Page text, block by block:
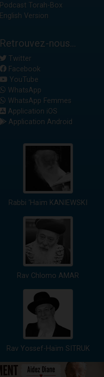
Podcast Torah-Box
English Version
Retrouvez-nous...
Twitter
Facebook
YouTube
WhatsApp
WhatsApp Femmes
Application iOS
Application Android
Rabbi 'Haïm KANIEWSKI
Rav Chlomo AMAR
Rav Yossef-Haïm SITRUK